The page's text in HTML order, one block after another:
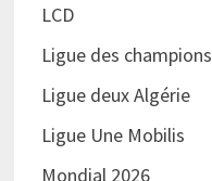
LCD
Ligue des champions
Ligue deux Algérie
Ligue Une Mobilis
Mondial 2026